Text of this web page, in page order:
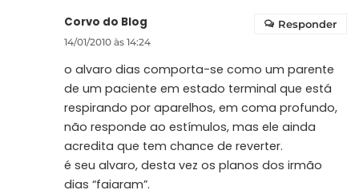
Corvo do Blog
14/01/2010 às 14:24
o alvaro dias comporta-se como um parente
de um paciente em estado terminal que está
respirando por aparelhos, em coma profundo,
não responde ao estímulos, mas ele ainda
acredita que tem chance de reverter.
é seu alvaro, desta vez os planos dos irmão
dias “faiaram”.
Responder